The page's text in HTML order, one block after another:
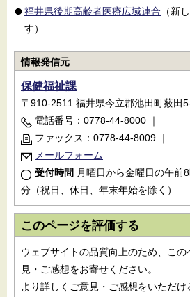
福井県後期高齢者医療広域連合 （新
す）
情報発信元
保健福祉課
〒910-2511 福井県今立郡池田町薮田
電話番号：0778-44-8000 ｜
ファックス：0778-44-8009 ｜
メールフォーム
受付時間 月曜日から金曜日の午前
分（祝日、休日、年末年始を除く）
このページを評価する
ウェブサイトの品質向上のため、こ
見・ご感想をお寄せください。
より詳しくご意見・ご感想をいただけ